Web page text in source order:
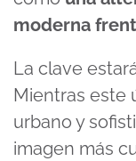
moderna
La clave
Mientras este
urbano y
imagen más